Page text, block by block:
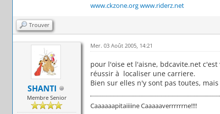
www.ckzone.orgwww.riderz.net
Trouver
SHANTI
Membre Senior
Mer. 03 Août 2005, 14:21
pour l'oise et l'aisne, bdcavite.net
réussir à localiser une carriere.
Bien sur elles n'y sont pas toutes,
Caaaaaapitaiiiine Caaaaaverrrrrrne!!!!